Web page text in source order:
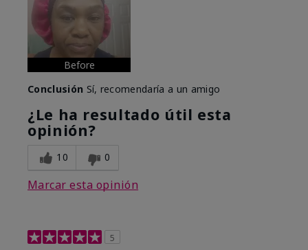
Before
Conclusión Sí, recomendaría a un amigo
¿Le ha resultado útil esta
opinión?
10 0
Marcar esta opinión
5